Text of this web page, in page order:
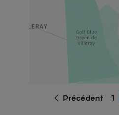
Précédent 1